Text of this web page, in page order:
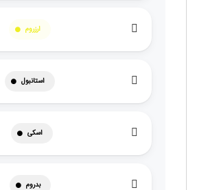
ارزروم
استانبول
اسکی
بدروم